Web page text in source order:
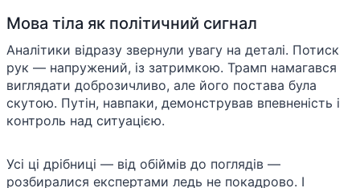
Мова тіла як політичний сигнал
Аналітики відразу звернули увагу на деталі. Потиск
рук — напружений, із затримкою. Трамп намагався
виглядати доброзичливо, але його постава була
скутою. Путін, навпаки, демонстрував впевненість і
контроль над ситуацією.
Усі ці дрібниці — від обіймів до поглядів —
розбиралися експертами ледь не покадрово. І